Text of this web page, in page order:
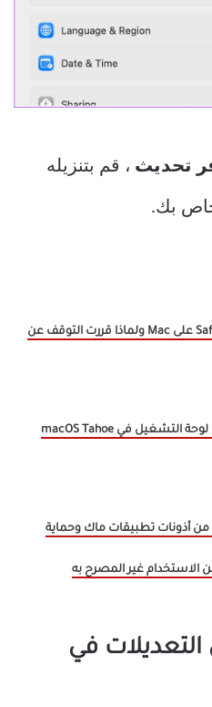
تحديث ، قم بتنزيله
تجربتي مع Safari على Mac ولماذا قررت التوقف عن
طرق استبدال لوحة التشغيل في macOS Tahoe
من أذونات تطبيقات ماك وحماية
غير المصرح به
في